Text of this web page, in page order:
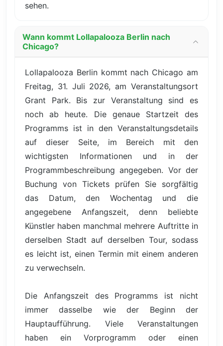
sehen.
Wann kommt Lollapalooza Berlin nach
Chicago?
Lollapalooza Berlin kommt nach Chicago am
Freitag, 31. Juli 2026, am Veranstaltungsort
Grant Park. Bis zur Veranstaltung sind es
noch ab heute. Die genaue Startzeit des
Programms ist in den Veranstaltungsdetails
auf dieser Seite, im Bereich mit den
wichtigsten Informationen und in der
Programmbeschreibung angegeben. Vor der
Buchung von Tickets prüfen Sie sorgfältig
das Datum, den Wochentag und die
angegebene Anfangszeit, denn beliebte
Künstler haben manchmal mehrere Auftritte in
derselben Stadt auf derselben Tour, sodass
es leicht ist, einen Termin mit einem anderen
zu verwechseln.
Die Anfangszeit des Programms ist nicht
immer dasselbe wie der Beginn der
Hauptaufführung. Viele Veranstaltungen
haben ein Vorprogramm oder einen